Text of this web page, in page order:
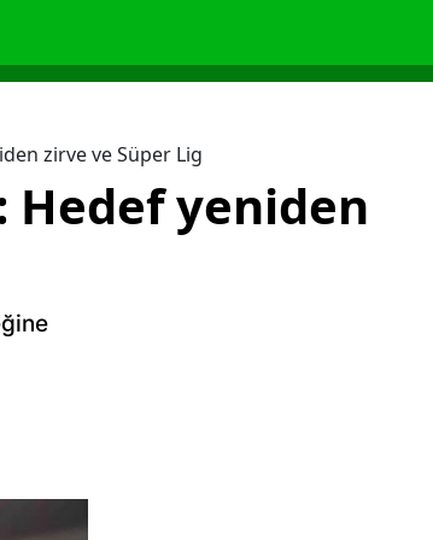
zirve ve Süper Lig
Hedef yeniden